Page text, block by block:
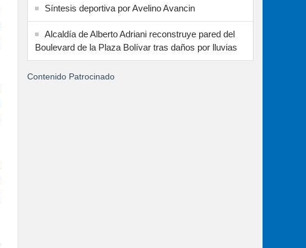
Síntesis deportiva por Avelino Avancin
Alcaldía de Alberto Adriani reconstruye pared del
Boulevard de la Plaza Bolívar tras daños por lluvias
Contenido Patrocinado